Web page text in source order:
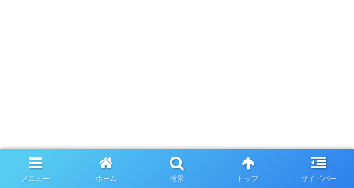
メニュー ホーム 検索 トップ サイドバー